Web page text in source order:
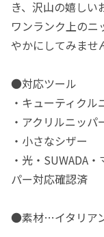
き、沢山の嬉しい
ワンランク上の
やかにしてみませ
●対応ツール
・キューティクル
・アクリルニッパ
・小さなシザー
・光・SUWADA
パー対応確認済
●素材…イタリア